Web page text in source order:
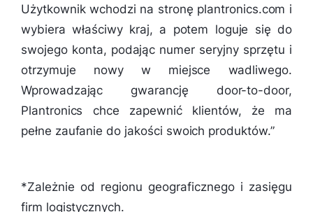
Użytkownik wchodzi na stronę plantronics.com i
wybiera właściwy kraj, a potem loguje się do
swojego konta, podając numer seryjny sprzętu i
otrzymuje nowy w miejsce wadliwego.
Wprowadzając gwarancję door-to-door,
Plantronics chce zapewnić klientów, że ma
pełne zaufanie do jakości swoich produktów.”
*Zależnie od regionu geograficznego i zasięgu
firm logistycznych.